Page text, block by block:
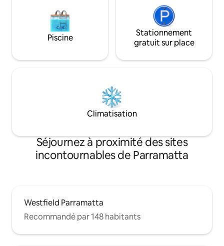
Piscine
Stationnement
gratuit sur place
Climatisation
Séjournez à proximité des sites
incontournables de Parramatta
Westfield Parramatta
Recommandé par 148 habitants